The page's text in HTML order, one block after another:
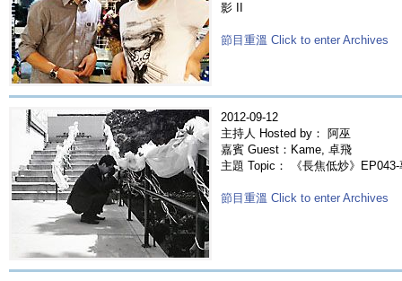
影 II
節目重溫 Click to enter Archives
2012-09-12
主持人 Hosted by： 阿巫
嘉賓 Guest：Kame, 卓飛
主題 Topic： 《長焦低炒》
節目重溫 Click to enter Archives